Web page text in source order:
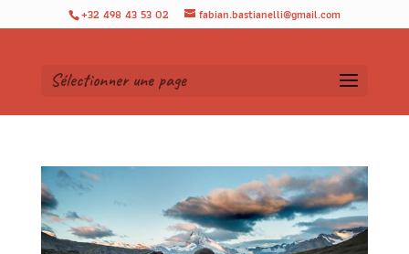
+32 498 43 53 02 fabian.bastianelli@gmail.com
Sélectionner une page